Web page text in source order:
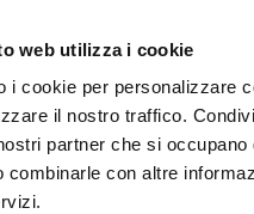
web utilizza i cookie
i cookie per personalizzare
il nostro traffico.
partner che si
combinarle con altre
OUTDOOR